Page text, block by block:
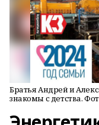
Братья Андрей и
знакомы с детства.